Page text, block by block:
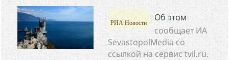
РИА Новости
Об этом
сообщает ИА
SevastopolMedia со
ссылкой на сервис tvil.ru.